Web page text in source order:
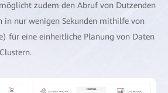
zudem den Abruf von Dutzenden
in nur wenigen Sekunden mithilfe von
für eine einheitliche Planung von Daten